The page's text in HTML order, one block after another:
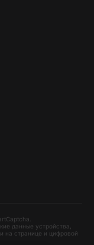
данные устройства,
на странице и цифровой